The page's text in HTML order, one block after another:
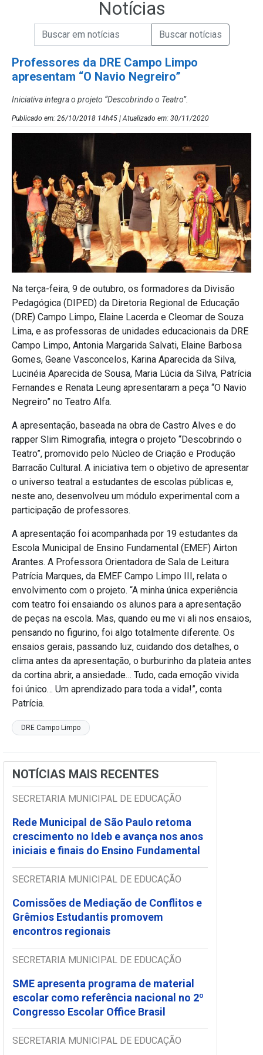
Notícias
Campo de Busca de Notícias
Campo de Busca de informaçõesEnviar a Busca de Notícias
Professores da DRE Campo Limpo
apresentam “O Navio Negreiro”
Iniciativa integra o projeto “Descobrindo o Teatro”.
Publicado em: 26/10/2018 14h45 | Atualizado em: 30/11/2020
Na terça-feira, 9 de outubro, os formadores da Divisão
Pedagógica (DIPED) da Diretoria Regional de Educação
(DRE) Campo Limpo, Elaine Lacerda e Cleomar de Souza
Lima, e as professoras de unidades educacionais da DRE
Campo Limpo, Antonia Margarida Salvati, Elaine Barbosa
Gomes, Geane Vasconcelos, Karina Aparecida da Silva,
Lucinéia Aparecida de Sousa, Maria Lúcia da Silva, Patrícia
Fernandes e Renata Leung apresentaram a peça “O Navio
Negreiro” no Teatro Alfa.
A apresentação, baseada na obra de Castro Alves e do
rapper Slim Rimografia, integra o projeto “Descobrindo o
Teatro”, promovido pelo Núcleo de Criação e Produção
Barracão Cultural. A iniciativa tem o objetivo de apresentar
o universo teatral a estudantes de escolas públicas e,
neste ano, desenvolveu um módulo experimental com a
participação de professores.
A apresentação foi acompanhada por 19 estudantes da
Escola Municipal de Ensino Fundamental (EMEF) Airton
Arantes. A Professora Orientadora de Sala de Leitura
Patrícia Marques, da EMEF Campo Limpo III, relata o
envolvimento com o projeto. “A minha única experiência
com teatro foi ensaiando os alunos para a apresentação
de peças na escola. Mas, quando eu me vi ali nos ensaios,
pensando no figurino, foi algo totalmente diferente. Os
ensaios gerais, passando luz, cuidando dos detalhes, o
clima antes da apresentação, o burburinho da plateia antes
da cortina abrir, a ansiedade… Tudo, cada emoção vivida
foi único… Um aprendizado para toda a vida!”, conta
Patrícia.
DRE Campo Limpo
NOTÍCIAS MAIS RECENTES
SECRETARIA MUNICIPAL DE EDUCAÇÃO
Rede Municipal de São Paulo retoma
crescimento no Ideb e avança nos anos
iniciais e finais do Ensino Fundamental
SECRETARIA MUNICIPAL DE EDUCAÇÃO
Comissões de Mediação de Conflitos e
Grêmios Estudantis promovem
encontros regionais
SECRETARIA MUNICIPAL DE EDUCAÇÃO
SME apresenta programa de material
escolar como referência nacional no 2º
Congresso Escolar Office Brasil
SECRETARIA MUNICIPAL DE EDUCAÇÃO